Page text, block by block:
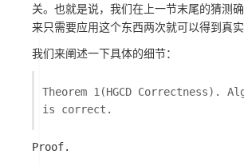
关。也就是说，我们在上一节末尾的猜测
来只需要应用这个东西两次就可以得到真实
我们来阐述一下具体的细节：
Theorem 1(HGCD Correctness).
is correct.
Proof.